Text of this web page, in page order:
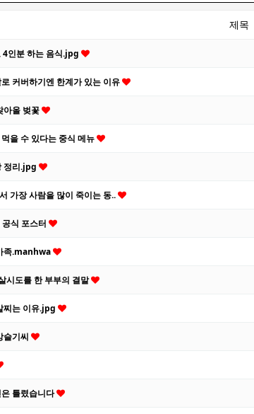
제목
4인분 하는 음식.jpg
커버하기엔 한계가 있는 이유
아올 벚꽃
을 수 있다는 중식 메뉴
정리.jpg
가장 사람을 많이 죽이는 동..
식 포스터
족.manhwa
시도를 한 부부의 결말
찌는 이유.jpg
슬기씨
틀렸습니다